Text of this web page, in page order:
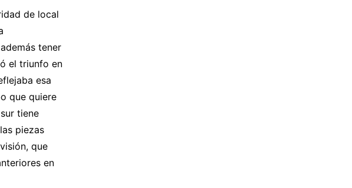
de local
tener
el triunfo en
esa
que quiere
tiene
piezas
que
en